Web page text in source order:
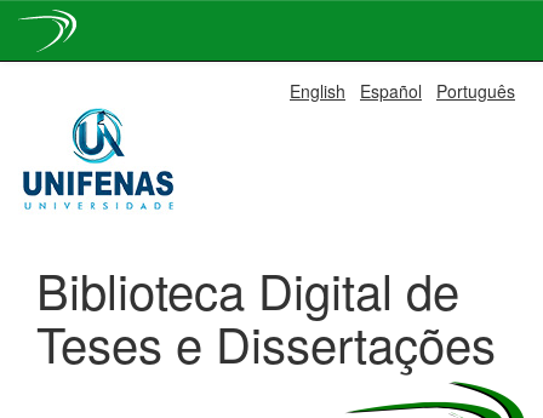
navigation
English Español Português
Biblioteca Digital de
Teses e Dissertações